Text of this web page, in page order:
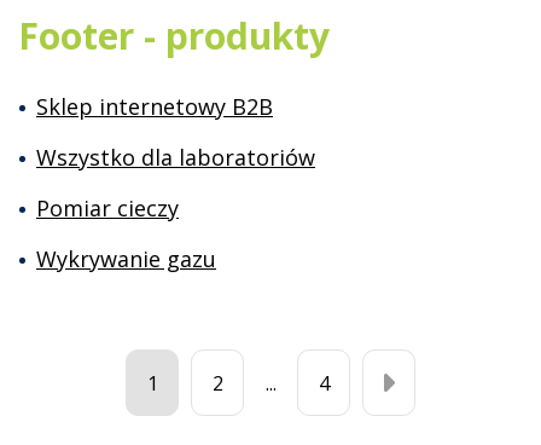
Footer - produkty
Sklep internetowy B2B
Wszystko dla laboratoriów
Pomiar cieczy
Wykrywanie gazu
1 2 ... 4